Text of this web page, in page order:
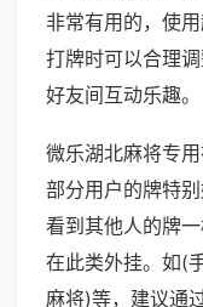
非常有用的，使
打牌时可以合理
好友间互动乐趣。
微乐湖北麻将专
部分用户的牌特
看到其他人的牌
在此类外挂。如(
麻将)等，建议通